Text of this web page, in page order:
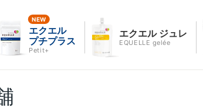
エクエル
プチプラス
Petit+
エクエル ジュレ
EQUELLE gelée